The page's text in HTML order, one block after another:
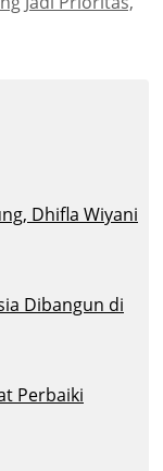
Dhifla Wiyani
Dibangun di
Perbaiki